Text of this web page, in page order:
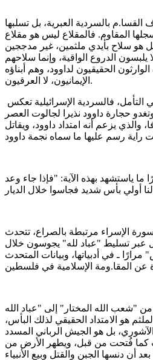
القسا.م بالسردية العبرية، بل تسلبها
المقاوم. فالمقلاع ليس هو مقلاع
بل هو سلاح بأيدي ملثمين، غير مدججين
يلبسون الدروع الواقية، وإنما سلاحهم
الحقيقيون لداوود، وهم أبناؤه
الإيمانيون، لا العرقيون.
حجارة داوود نذيرا لجالوت العصر
والذي يزعم أنه امتداد داوود، ويقاتل
ما ياستشهد بهذه الآية: "فإذا جاء وعد
الإسراء مرتبطة بالصراع، تتحدث
عبر تسليط "عباد لله" يجوسون خلال
ـ في أدبياتها، وبيانات المتحدث
من "شعب الله المختار" إلى "عباد الله
هو الامتداد الحقيقي لذلك البأس،
الآشوري، بل هو الجيش الرباني المسدد
كما فُتحت من قبل، ويطهر الأرض من